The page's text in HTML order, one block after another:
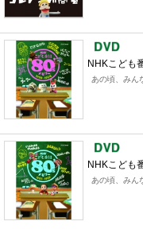
NHKこども
あの頃、みん
NHKこども
あの頃、みん